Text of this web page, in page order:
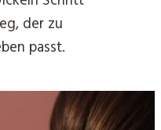
der zu
passt.